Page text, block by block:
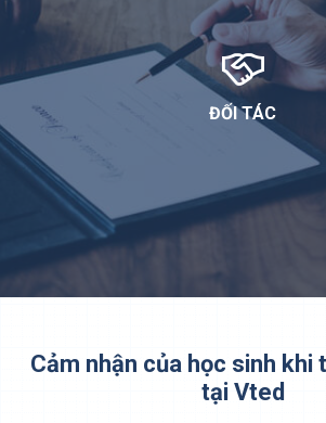
ĐỐI TÁC
Cảm nhận của học sinh khi
tại Vted